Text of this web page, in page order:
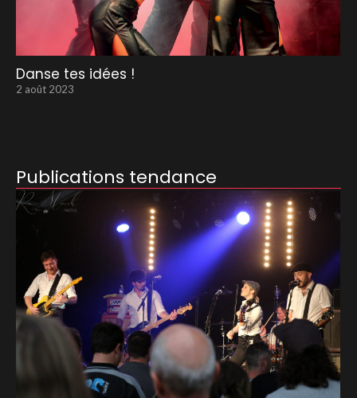
Danse tes idées !
2 août 2023
Publications tendance